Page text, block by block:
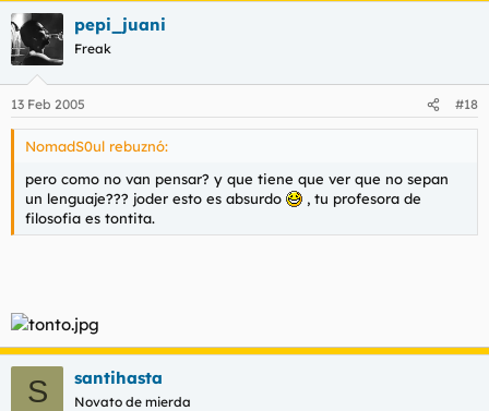
pepi_juani
Freak
13 Feb 2005 #18
NomadS0ul rebuznó:
pero como no van pensar? y que tiene que ver que no sepan
un lenguaje??? joder esto es absurdo
, tu profesora de
filosofia es tontita.
S santihasta
Novato de mierda